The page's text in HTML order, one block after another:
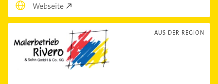
Webseite
AUS DER REGION